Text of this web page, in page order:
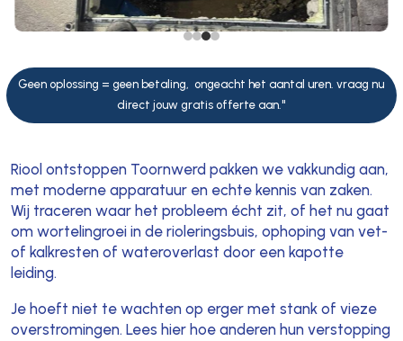
Geen oplossing = geen betaling, ongeacht het aantal uren. vraag nu
direct jouw gratis offerte aan."
Riool ontstoppen Toornwerd pakken we vakkundig aan,
met moderne apparatuur en echte kennis van zaken.
Wij traceren waar het probleem écht zit, of het nu gaat
om wortelingroei in de rioleringsbuis, ophoping van vet-
of kalkresten of wateroverlast door een kapotte
leiding.
Je hoeft niet te wachten op erger met stank of vieze
overstromingen. Lees hier hoe anderen hun verstopping